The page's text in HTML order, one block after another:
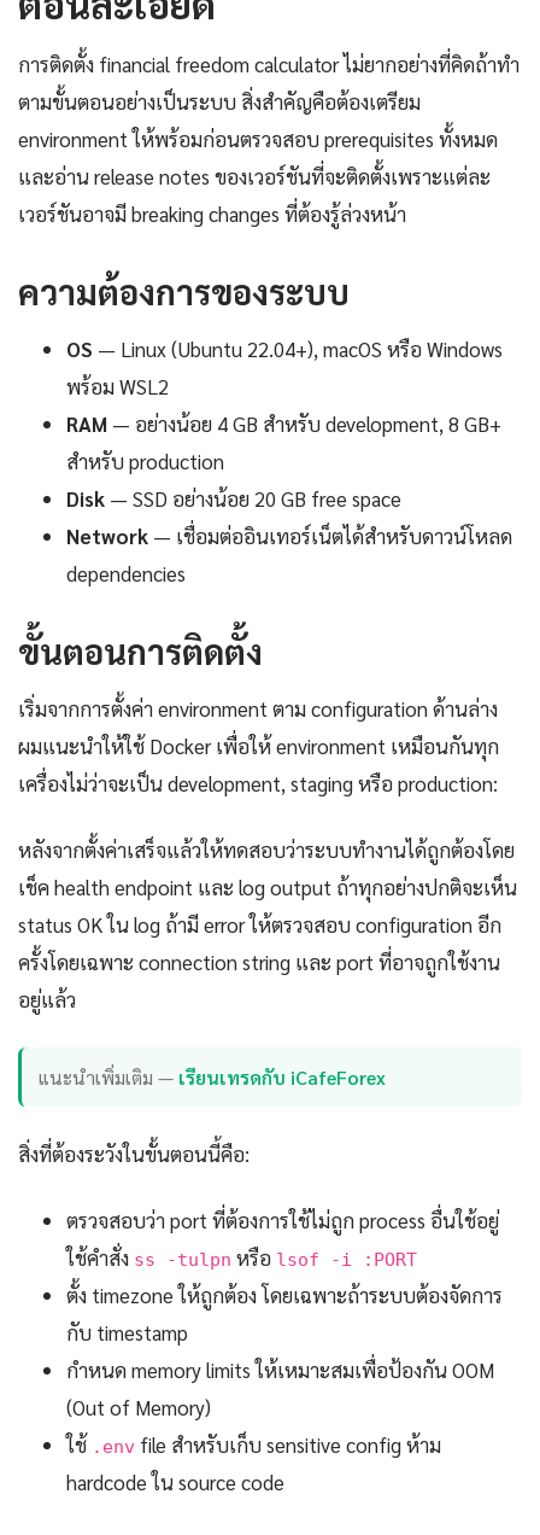
การติดตั้ง financial freedom calculator ไม่ยากอย่างที่คิดถ้าทำ
ตามขั้นตอนอย่างเป็นระบบ สิ่งสำคัญคือต้องเตรียม
environment ให้พร้อมก่อนตรวจสอบ prerequisites ทั้งหมด
และอ่าน release notes ของเวอร์ชันที่จะติดตั้งเพราะแต่ละ
เวอร์ชันอาจมี breaking changes ที่ต้องรู้ล่วงหน้า
ความต้องการของระบบ
OS — Linux (Ubuntu 22.04+), macOS หรือ Windows
พร้อม WSL2
RAM — อย่างน้อย 4 GB สำหรับ development, 8 GB+
สำหรับ production
Disk — SSD อย่างน้อย 20 GB free space
Network — เชื่อมต่ออินเทอร์เน็ตได้สำหรับดาวน์โหลด
dependencies
ขั้นตอนการติดตั้ง
เริ่มจากการตั้งค่า environment ตาม configuration ด้านล่าง
ผมแนะนำให้ใช้ Docker เพื่อให้ environment เหมือนกันทุก
เครื่องไม่ว่าจะเป็น development, staging หรือ production:
หลังจากตั้งค่าเสร็จแล้วให้ทดสอบว่าระบบทำงานได้ถูกต้องโดย
เช็ค health endpoint และ log output ถ้าทุกอย่างปกติจะเห็น
status OK ใน log ถ้ามี error ให้ตรวจสอบ configuration อีก
ครั้งโดยเฉพาะ connection string และ port ที่อาจถูกใช้งาน
อยู่แล้ว
แนะนำเพิ่มเติม — เรียนเทรดกับ iCafeForex
สิ่งที่ต้องระวังในขั้นตอนนี้คือ:
ตรวจสอบว่า port ที่ต้องการใช้ไม่ถูก process อื่นใช้อยู่
ใช้คำสั่ง ss -tulpn หรือ lsof -i :PORT
ตั้ง timezone ให้ถูกต้อง โดยเฉพาะถ้าระบบต้องจัดการ
กับ timestamp
กำหนด memory limits ให้เหมาะสมเพื่อป้องกัน OOM
(Out of Memory)
ใช้ .env file สำหรับเก็บ sensitive config ห้าม
hardcode ใน source code